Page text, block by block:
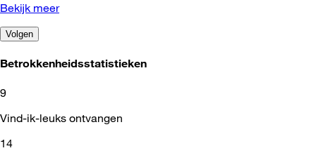
Bekijk meer
Volgen
Betrokkenheidsstatistieken
9
Vind-ik-leuks ontvangen
14